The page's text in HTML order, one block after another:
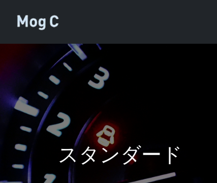
スタンダード